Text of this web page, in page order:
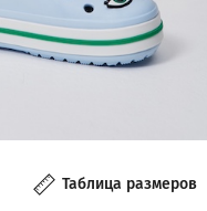
Таблица размеров